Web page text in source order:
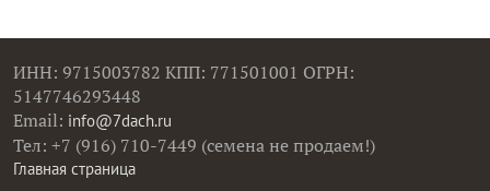
ИНН: 9715003782 КПП: 771501001 ОГРН:
5147746293448
Email: info@7dach.ru
Тел: +7 (916) 710-7449 (семена не продаем!)
Главная страница